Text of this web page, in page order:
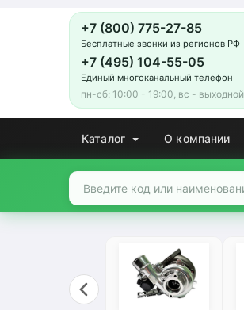
+7 (800) 775-27-85
Бесплатные звонки из регионов РФ
+7 (495) 104-55-05
Единый многоканальный телефон
пн-сб: 10:00 - 19:00, вс - выходной
Каталог О компании